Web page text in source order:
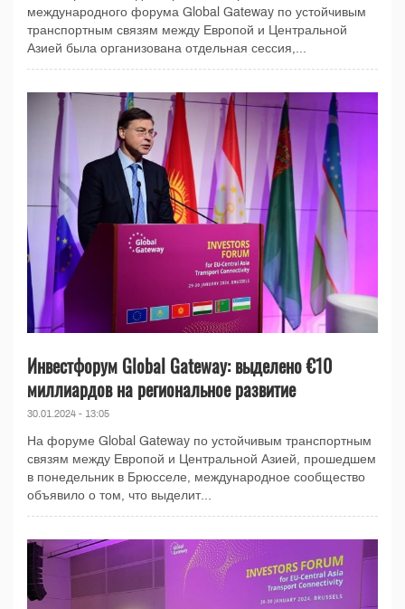
международного форума Global Gateway по устойчивым
транспортным связям между Европой и Центральной
Азией была организована отдельная сессия,...
Инвестфорум Global Gateway: выделено €10
миллиардов на региональное развитие
30.01.2024 - 13:05
На форуме Global Gateway по устойчивым транспортным
связям между Европой и Центральной Азией, прошедшем
в понедельник в Брюсселе, международное сообщество
объявило о том, что выделит...